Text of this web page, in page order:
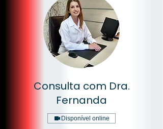
Consulta com Dra.
Fernanda
Disponível online